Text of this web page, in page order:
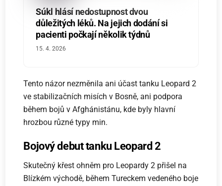
Súkl hlásí nedostupnost dvou
důležitých léků. Na jejich dodání si
pacienti počkají několik týdnů
15. 4. 2026
Tento názor nezměnila ani účast tanku Leopard 2
ve stabilizačních misích v Bosně, ani podpora
během bojů v Afghánistánu, kde byly hlavní
hrozbou různé typy min.
Bojový debut tanku Leopard 2
Skutečný křest ohněm pro Leopardy 2 přišel na
Blízkém východě, během Tureckem vedeného boje